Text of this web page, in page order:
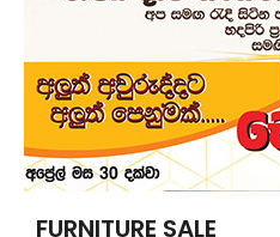
FURNITURE SALE